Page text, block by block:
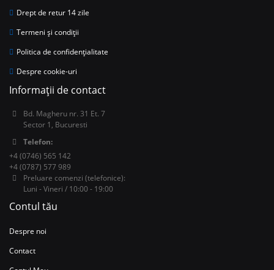
Drept de retur 14 zile
Termeni și condiții
Politica de confidențialitate
Despre cookie-uri
Informații de contact
Bd. Magheru nr. 31 Et. 7
Sector 1, Bucuresti
Telefon:
+4 (0746) 565 142
+4 (0787) 577 989
Preluare comenzi (telefonice):
Luni - Vineri / 10:00 - 19:00
Contul tău
Despre noi
Contact